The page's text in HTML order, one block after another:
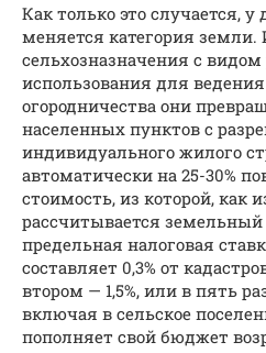
Как только это случается,
меняется категория земли.
сельхозназначения с
использования для ведения
огородничества они
населенных пунктов с
индивидуального жилого
автоматически на 25-30%
стоимость, из которой, как
рассчитывается
предельная налоговая
составляет 0,3% от
втором — 1,5%, или в пять
включая в сельское
пополняет свой бюджет